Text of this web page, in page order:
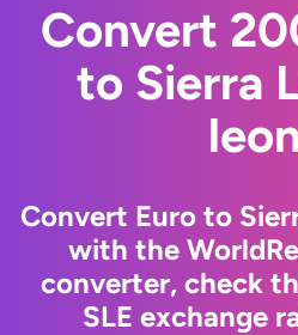
Convert
to Sierra
Convert Euro to
with the
converter, check
SLE exchange